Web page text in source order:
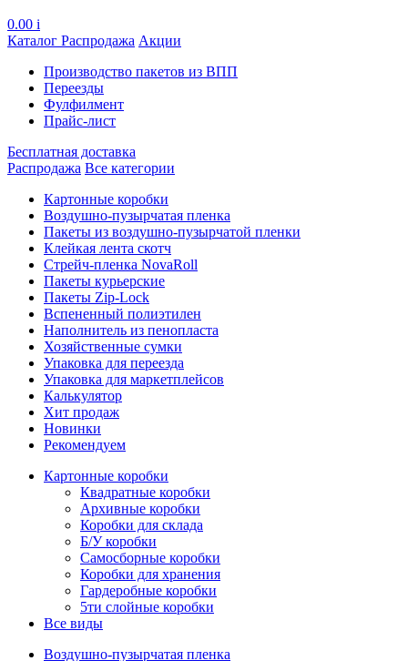
0.00 i
Каталог Распродажа Акции
Производство пакетов из ВПП
Переезды
Фулфилмент
Прайс-лист
Бесплатная доставка
Распродажа Все категории
Картонные коробки
Воздушно-пузырчатая пленка
Пакеты из воздушно-пузырчатой пленки
Клейкая лента скотч
Стрейч-пленка NovaRoll
Пакеты курьерские
Пакеты Zip-Lock
Вспененный полиэтилен
Наполнитель из пенопласта
Хозяйственные сумки
Упаковка для переезда
Упаковка для маркетплейсов
Калькулятор
Хит продаж
Новинки
Рекомендуем
Картонные коробки
Квадратные коробки
Архивные коробки
Коробки для склада
Б/У коробки
Самосборные коробки
Коробки для хранения
Гардеробные коробки
5ти слойные коробки
Все виды
Воздушно-пузырчатая пленка